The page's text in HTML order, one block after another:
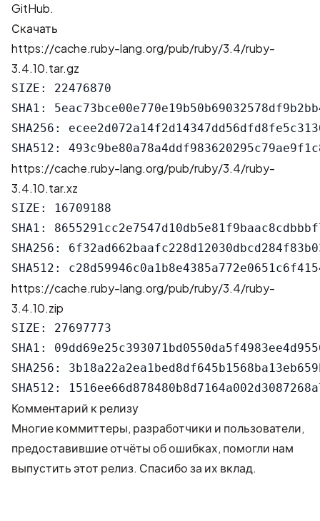
GitHub.
Скачать
https://cache.ruby-lang.org/pub/ruby/3.4/ruby-
3.4.10.tar.gz
SIZE: 22476870
SHA1:
SHA256:
https://cache.ruby-lang.org/pub/ruby/3.4/ruby-
3.4.10.tar.xz
SIZE: 16709188
SHA1:
SHA256:
https://cache.ruby-lang.org/pub/ruby/3.4/ruby-
3.4.10.zip
SIZE: 27697773
SHA1:
SHA256:
Комментарий к релизу
Многие коммиттеры, разработчики и пользователи,
предоставившие отчёты об ошибках, помогли нам
выпустить этот релиз. Спасибо за их вклад.